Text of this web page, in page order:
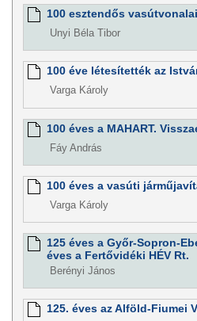
100 esztendős
Unyi Béla Tibor
100 éve létesítették az
Varga Károly
100 éves a MAHART.
Fáy András
100 éves a vasúti
Varga Károly
125 éves a Győr-Sopron-
éves a Fertővidéki HÉV Rt.
Berényi János
125. éves az Alföld-Fiumei